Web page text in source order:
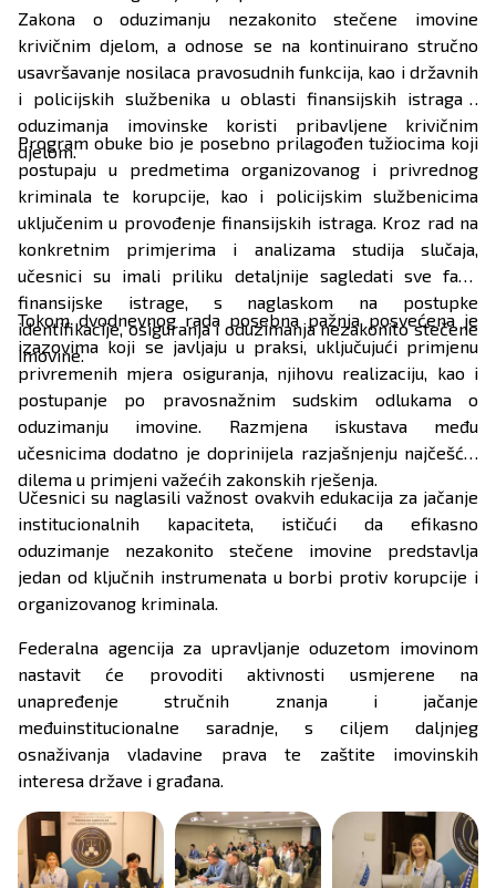
Zakona o oduzimanju nezakonito stečene imovine
krivičnim djelom, a odnose se na kontinuirano stručno
usavršavanje nosilaca pravosudnih funkcija, kao i državnih
i policijskih službenika u oblasti finansijskih istraga i
oduzimanja imovinske koristi pribavljene krivičnim
djelom.
Program obuke bio je posebno prilagođen tužiocima koji
postupaju u predmetima organizovanog i privrednog
kriminala te korupcije, kao i policijskim službenicima
uključenim u provođenje finansijskih istraga. Kroz rad na
konkretnim primjerima i analizama studija slučaja,
učesnici su imali priliku detaljnije sagledati sve faze
finansijske istrage, s naglaskom na postupke
identifikacije, osiguranja i oduzimanja nezakonito stečene
imovine.
Tokom dvodnevnog rada posebna pažnja posvećena je
izazovima koji se javljaju u praksi, uključujući primjenu
privremenih mjera osiguranja, njihovu realizaciju, kao i
postupanje po pravosnažnim sudskim odlukama o
oduzimanju imovine. Razmjena iskustava među
učesnicima dodatno je doprinijela razjašnjenju najčešćih
dilema u primjeni važećih zakonskih rješenja.
Učesnici su naglasili važnost ovakvih edukacija za jačanje
institucionalnih kapaciteta, ističući da efikasno
oduzimanje nezakonito stečene imovine predstavlja
jedan od ključnih instrumenata u borbi protiv korupcije i
organizovanog kriminala.
Federalna agencija za upravljanje oduzetom imovinom
nastavit će provoditi aktivnosti usmjerene na
unapređenje stručnih znanja i jačanje
međuinstitucionalne saradnje, s ciljem daljnjeg
osnaživanja vladavine prava te zaštite imovinskih
interesa države i građana.